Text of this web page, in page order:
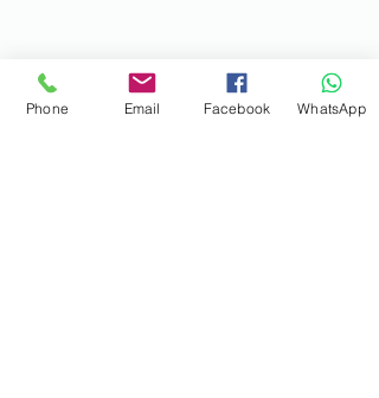
Outras Informações
Phone Email Facebook WhatsApp